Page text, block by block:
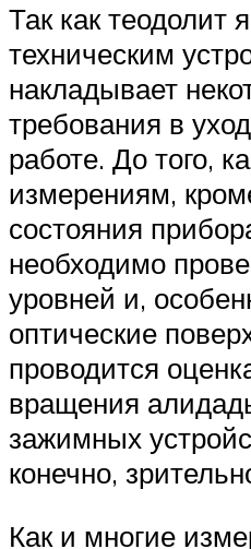
Так как теодолит
техническим
накладывает
требования в
работе. До того,
измерениям,
состояния
необходимо
уровней и,
оптические
проводится
вращения
зажимных
конечно,
Как и многие